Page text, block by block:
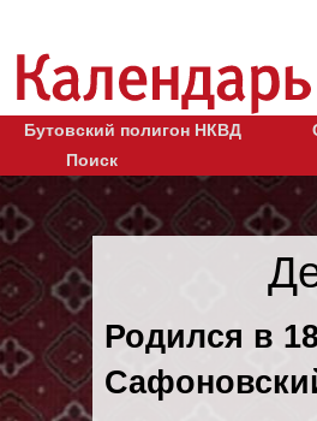
Бутовский полигон НКВД
Поиск
Родился в